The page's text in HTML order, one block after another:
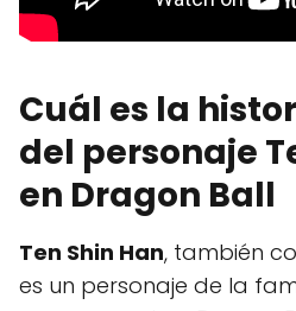
Cuál es la
del personaje
en Dragon Ball
Ten Shin Han, también
es un personaje de la